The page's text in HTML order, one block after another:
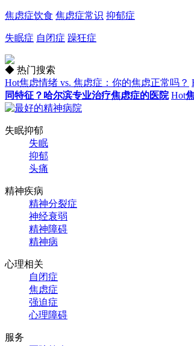
焦虑症饮食 焦虑症常识 抑郁症
失眠症 自闭症 躁狂症
◆ 热门搜索
Hot焦虑情绪 vs. 焦虑症：你的焦虑正常吗？
同特征？哈尔滨专业治疗焦虑症的医院 Hot
失眠抑郁
失眠
抑郁
头痛
精神疾病
精神分裂症
神经衰弱
精神障碍
精神病
心理相关
自闭症
焦虑症
强迫症
心理障碍
服务